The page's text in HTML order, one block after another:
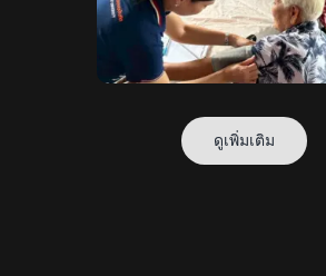
ดูเพิ่มเติม